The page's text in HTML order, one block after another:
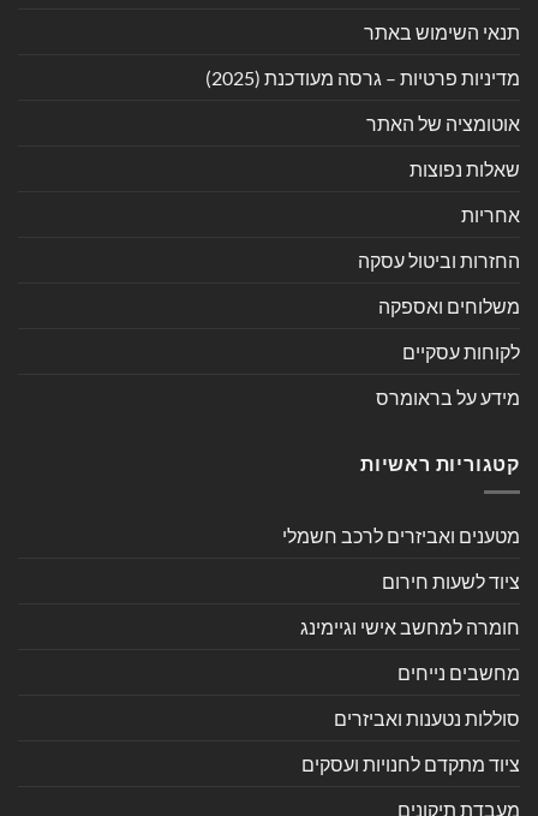
תנאי השימוש באתר
מדיניות פרטיות – גרסה מעודכנת (2025)
אוטומציה של האתר
שאלות נפוצות
אחריות
החזרות וביטול עסקה
משלוחים ואספקה
לקוחות עסקיים
מידע על בראומרס
קטגוריות ראשיות
מטענים ואביזרים לרכב חשמלי
ציוד לשעות חירום
חומרה למחשב אישי וגיימינג
מחשבים נייחים
סוללות נטענות ואביזרים
ציוד מתקדם לחנויות ועסקים
מעבדת תיקונים